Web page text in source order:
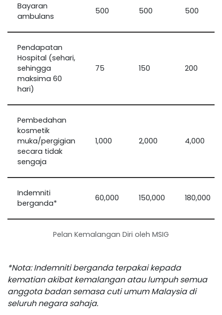
Bayaran
ambulans
500 500 500
Pendapatan
Hospital (sehari,
sehingga
maksima 60
hari)
75 150 200
Pembedahan
kosmetik
muka/pergigian
secara tidak
sengaja
1,000 2,000 4,000
Indemniti
berganda*
60,000 150,000 180,000
Pelan Kemalangan Diri oleh MSIG
*Nota: Indemniti berganda terpakai kepada
kematian akibat kemalangan atau lumpuh semua
anggota badan semasa cuti umum Malaysia di
seluruh negara sahaja.